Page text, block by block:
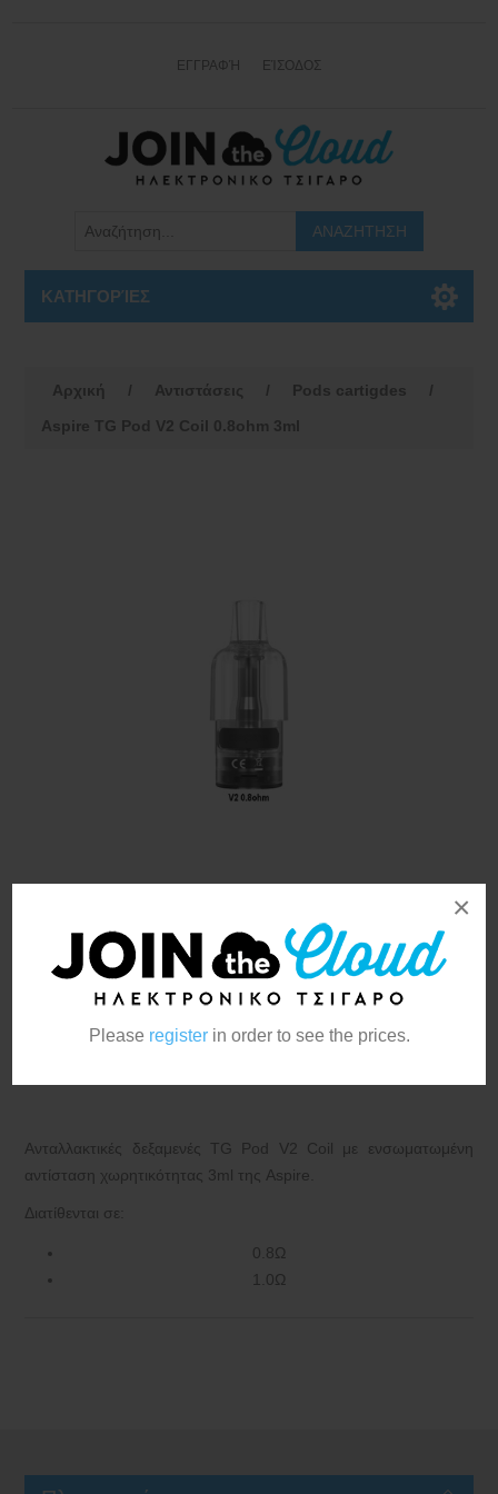
Please registerin order to see the prices.
×
ΕΓΓΡΑΦΉ ΕΊΣΟΔΟΣ
ΚΑΤΗΓΟΡΊΕΣ
Αρχική / Αντιστάσεις / Pods cartigdes
/
Aspire TG Pod V2 Coil 0.8ohm 3ml
Aspire TG Pod V2 Coil
0.8ohm 3ml
Κατασκευαστής: Aspire
Ανταλλακτικές δεξαμενές
TG Pod V2 Coil με ενσωματωμένη
αντίσταση χωρητικότητας 3ml της Aspire.
Διατίθενται σε:
0.8Ω
1.0Ω